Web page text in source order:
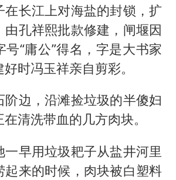
在长江上对海盐的封锁，扩
由孔祥熙批款修建，闸堰因
号“庸公”得名，字是大书家
时冯玉祥亲自剪彩。
阶边，沿滩捡垃圾的半傻妇
清洗带血的几方肉块。
一早用垃圾耙子从盐井河里
起来的时候，肉块被白塑料